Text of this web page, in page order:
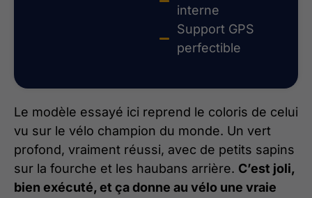
interne
Support GPS
perfectible
Le modèle essayé ici reprend le coloris de celui
vu sur le vélo champion du monde. Un vert
profond, vraiment réussi, avec de petits sapins
sur la fourche et les haubans arrière. C’est joli,
bien exécuté, et ça donne au vélo une vraie